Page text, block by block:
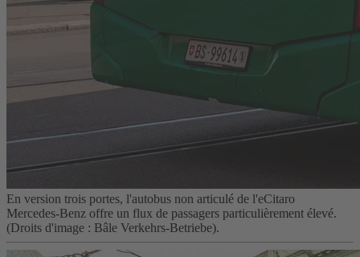
En version trois portes, l'autobus non articulé de l'eCitaro
Mercedes‑Benz offre un flux de passagers particulièrement élevé.
(Droits d'image : Bâle Verkehrs-Betriebe).